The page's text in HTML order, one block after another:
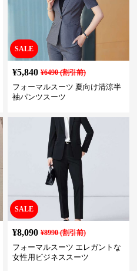
SALE
¥5,840 ¥6490(割引前)
フォーマルスーツ 夏向け清涼半
袖パンツスーツ
SALE
¥8,090 ¥8990(割引前)
フォーマルスーツ エレガントな
女性用ビジネススーツ